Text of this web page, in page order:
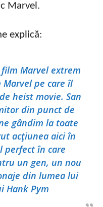
Marvel.
explică:
Marvel extrem
pe care îl
heist movie. San
din punct de
gândim la toate
acţiunea aici în
perfect în care
un gen, un nou
din lumea lui
Hank Pym